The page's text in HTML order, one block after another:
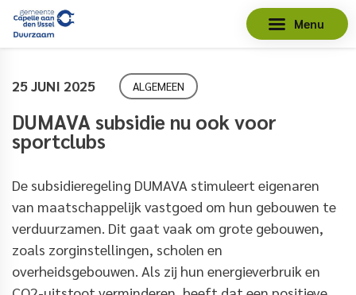
Menu
25 JUNI 2025 ALGEMEEN
DUMAVA subsidie nu ook voor
sportclubs
De subsidieregeling DUMAVA stimuleert eigenaren
van maatschappelijk vastgoed om hun gebouwen te
verduurzamen. Dit gaat vaak om grote gebouwen,
zoals zorginstellingen, scholen en
overheidsgebouwen. Als zij hun energieverbruik en